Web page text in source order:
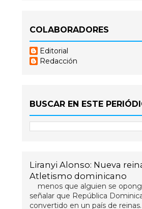
COLABORADORES
Editorial
Redacción
BUSCAR EN ESTE
Liranyi Alonso: Nueva
Atletismo dominicano
menos que alguien se
señalar que República
convertido en un país de